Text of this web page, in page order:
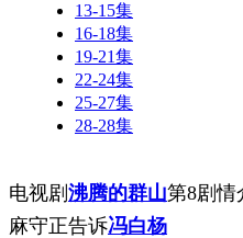
13-15集
16-18集
19-21集
22-24集
25-27集
28-28集
电视剧 沸腾的群山第8剧情
麻守正告诉冯白杨